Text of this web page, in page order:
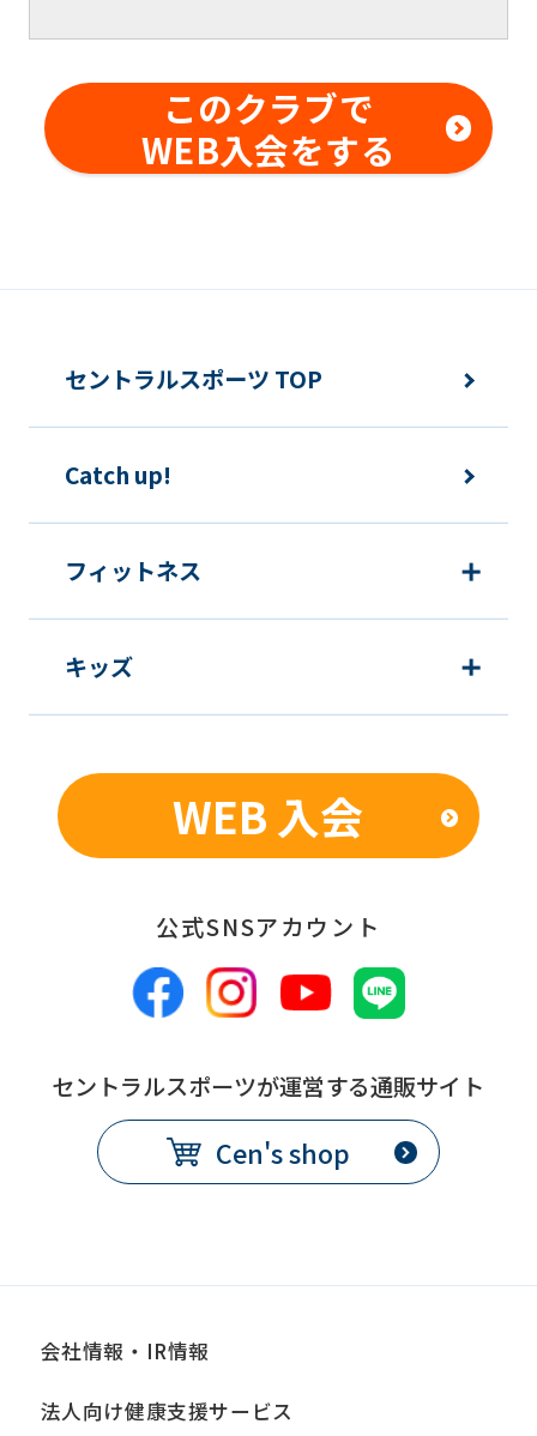
ブの事前の書面による承諾なしに、対
価を得て他の利用者に対する指導行為
を行ってはならないものとします。メ
メンバーは、住所または連絡先等に変更
各種届出制度について
提
限
効
翌月1日から
別途、休会費をクラブで定め
る
出
各月10日
日
翌月1日から
考
別途、手数料が必要
このクラブで
WEB入会をする
セントラルスポーツ TOP
Catch up!
フィットネス
キッズ
WEB 入会
公式SNSアカウント
セントラルスポーツが運営する通販サイト
Cen's shop
会社情報・IR情報
法人向け健康支援サービス